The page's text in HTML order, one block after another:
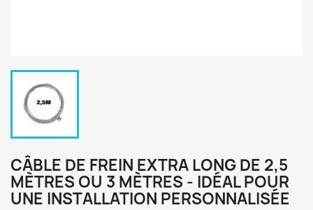
CÂBLE DE FREIN EXTRA LONG DE 2,5
MÈTRES OU 3 MÈTRES - IDÉAL POUR
UNE INSTALLATION PERSONNALISÉE